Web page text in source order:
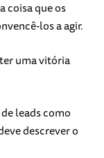
coisa que os
los a agir.
uma vitória
leads como
descrever o